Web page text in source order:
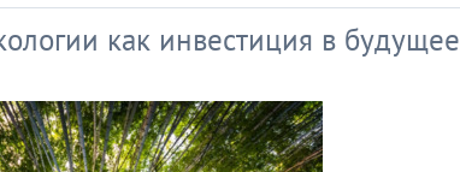
как инвестиция в будущее